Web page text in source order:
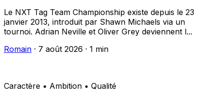
Le NXT Tag Team Championship existe depuis le 23
janvier 2013, introduit par Shawn Michaels via un
tournoi. Adrian Neville et Oliver Grey deviennent l...
Romain · 7 août 2026 · 1 min
Caractère • Ambition • Qualité